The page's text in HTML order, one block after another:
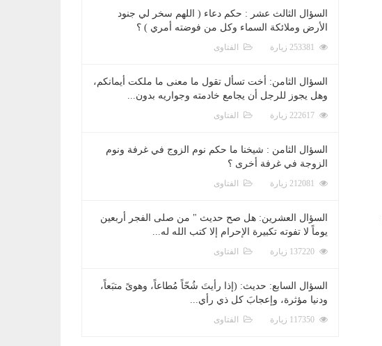
السؤال الثالث عشر : حكم دعاء ( اللهم سخر لي جنود
الأرض وملائكة السماء وكل من فوضته أمري ) ؟
الفتاوى
السؤال الثامن: أخت تسأل تقول ما معنى ما ملكت أيمانكم،
وهل يجوز للرجل أن يجامع خادمته وجواريه بدون...
الفتاوى
السؤال الثامن : شيخنا ما حكم نوم الزوج في غرفة ونوم
الزوجة في غرفة أخرى ؟
الفتاوى
السؤال العشرين: هل صح حديث " من صلى الفجر أربعين
يوماً لا تفوته تكبيرة الإحرام إلا كتب الله له...
الفتاوى
السؤال السابع: حديث: (إذا رأيتَ شُحّاً مُطاعاً، وهوىً متبَعاً،
ودنيا مؤثرة، وإعجابَ كل ذي رأي...
الفتاوى